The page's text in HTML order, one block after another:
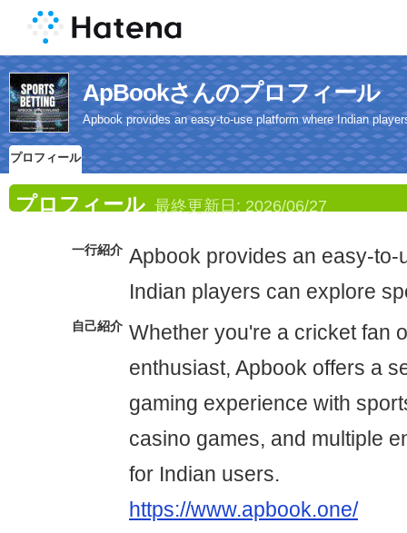
ApBookさんのプロフィール
Apbook provides an easy-to-use platform where Indian
プロフィール
プロフィール 最終更新日: 2026/06/27
一行紹介 Apbook provides an easy-to-
Indian players can explore
自己紹介 Whether you're a cricket fan
enthusiast, Apbook offers a
gaming experience with
casino games, and multiple
for Indian users.
https://www.apbook.one/